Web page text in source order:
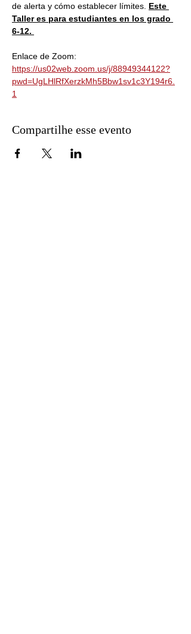
de alerta y cómo establecer límites. Este
Taller es para estudiantes en los grado
6-12.
Enlace de Zoom:
https://us02web.zoom.us/j/88949344122?
pwd=UgLHlRfXerzkMh5Bbw1sv1c3Y194r6.
1
Compartilhe esse evento